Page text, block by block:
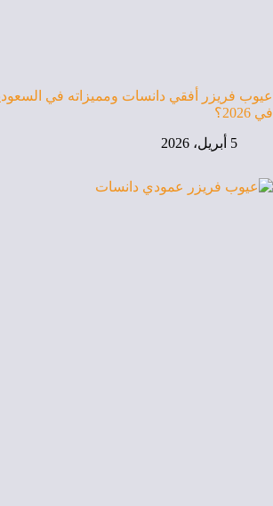
عيوب فريزر أفقي دانسات ومميزاته في
في 2026؟
5 أبريل، 2026